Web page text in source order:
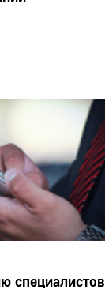
специалистов